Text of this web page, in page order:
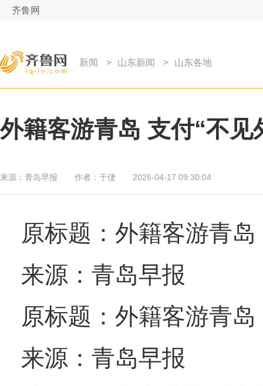
齐鲁网
新闻 > 山东新闻 > 山东各地
外籍客游青岛 支付“不见
来源： 青岛早报 作者： 于倢 2026-04-17 09:30:04
原标题：外籍客游青岛
来源：青岛早报
原标题：外籍客游青岛
来源：青岛早报